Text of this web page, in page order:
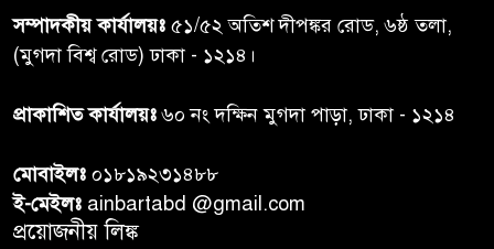
মাঝে ১৩ লক্ষ ১৫ হাজার টাকা
বিতরণ
বান্দরবানে বন্যায় ক্ষতিগ্রস্তদের
দক্ষিণ চট্টগ্রামের এক অসহায় ও
৮
সম্পাদকীয় কার্যালয়ঃ ৫১/৫২ অতিশ দীপঙ্কর রোড, ৬ষ্ঠ তলা,
(মুগদা বিশ্ব রোড) ঢাকা - ১২১৪।
প্রাকাশিত কার্যালয়ঃ৬০ নং দক্ষিন মুগদা পাড়া, ঢাকা - ১২১৪
মোবাইলঃ ০১৮১৯২৩১৪৮৮
ই-মেইলঃ ainbartabd @gmail.com
প্রয়োজনীয় লিঙ্ক